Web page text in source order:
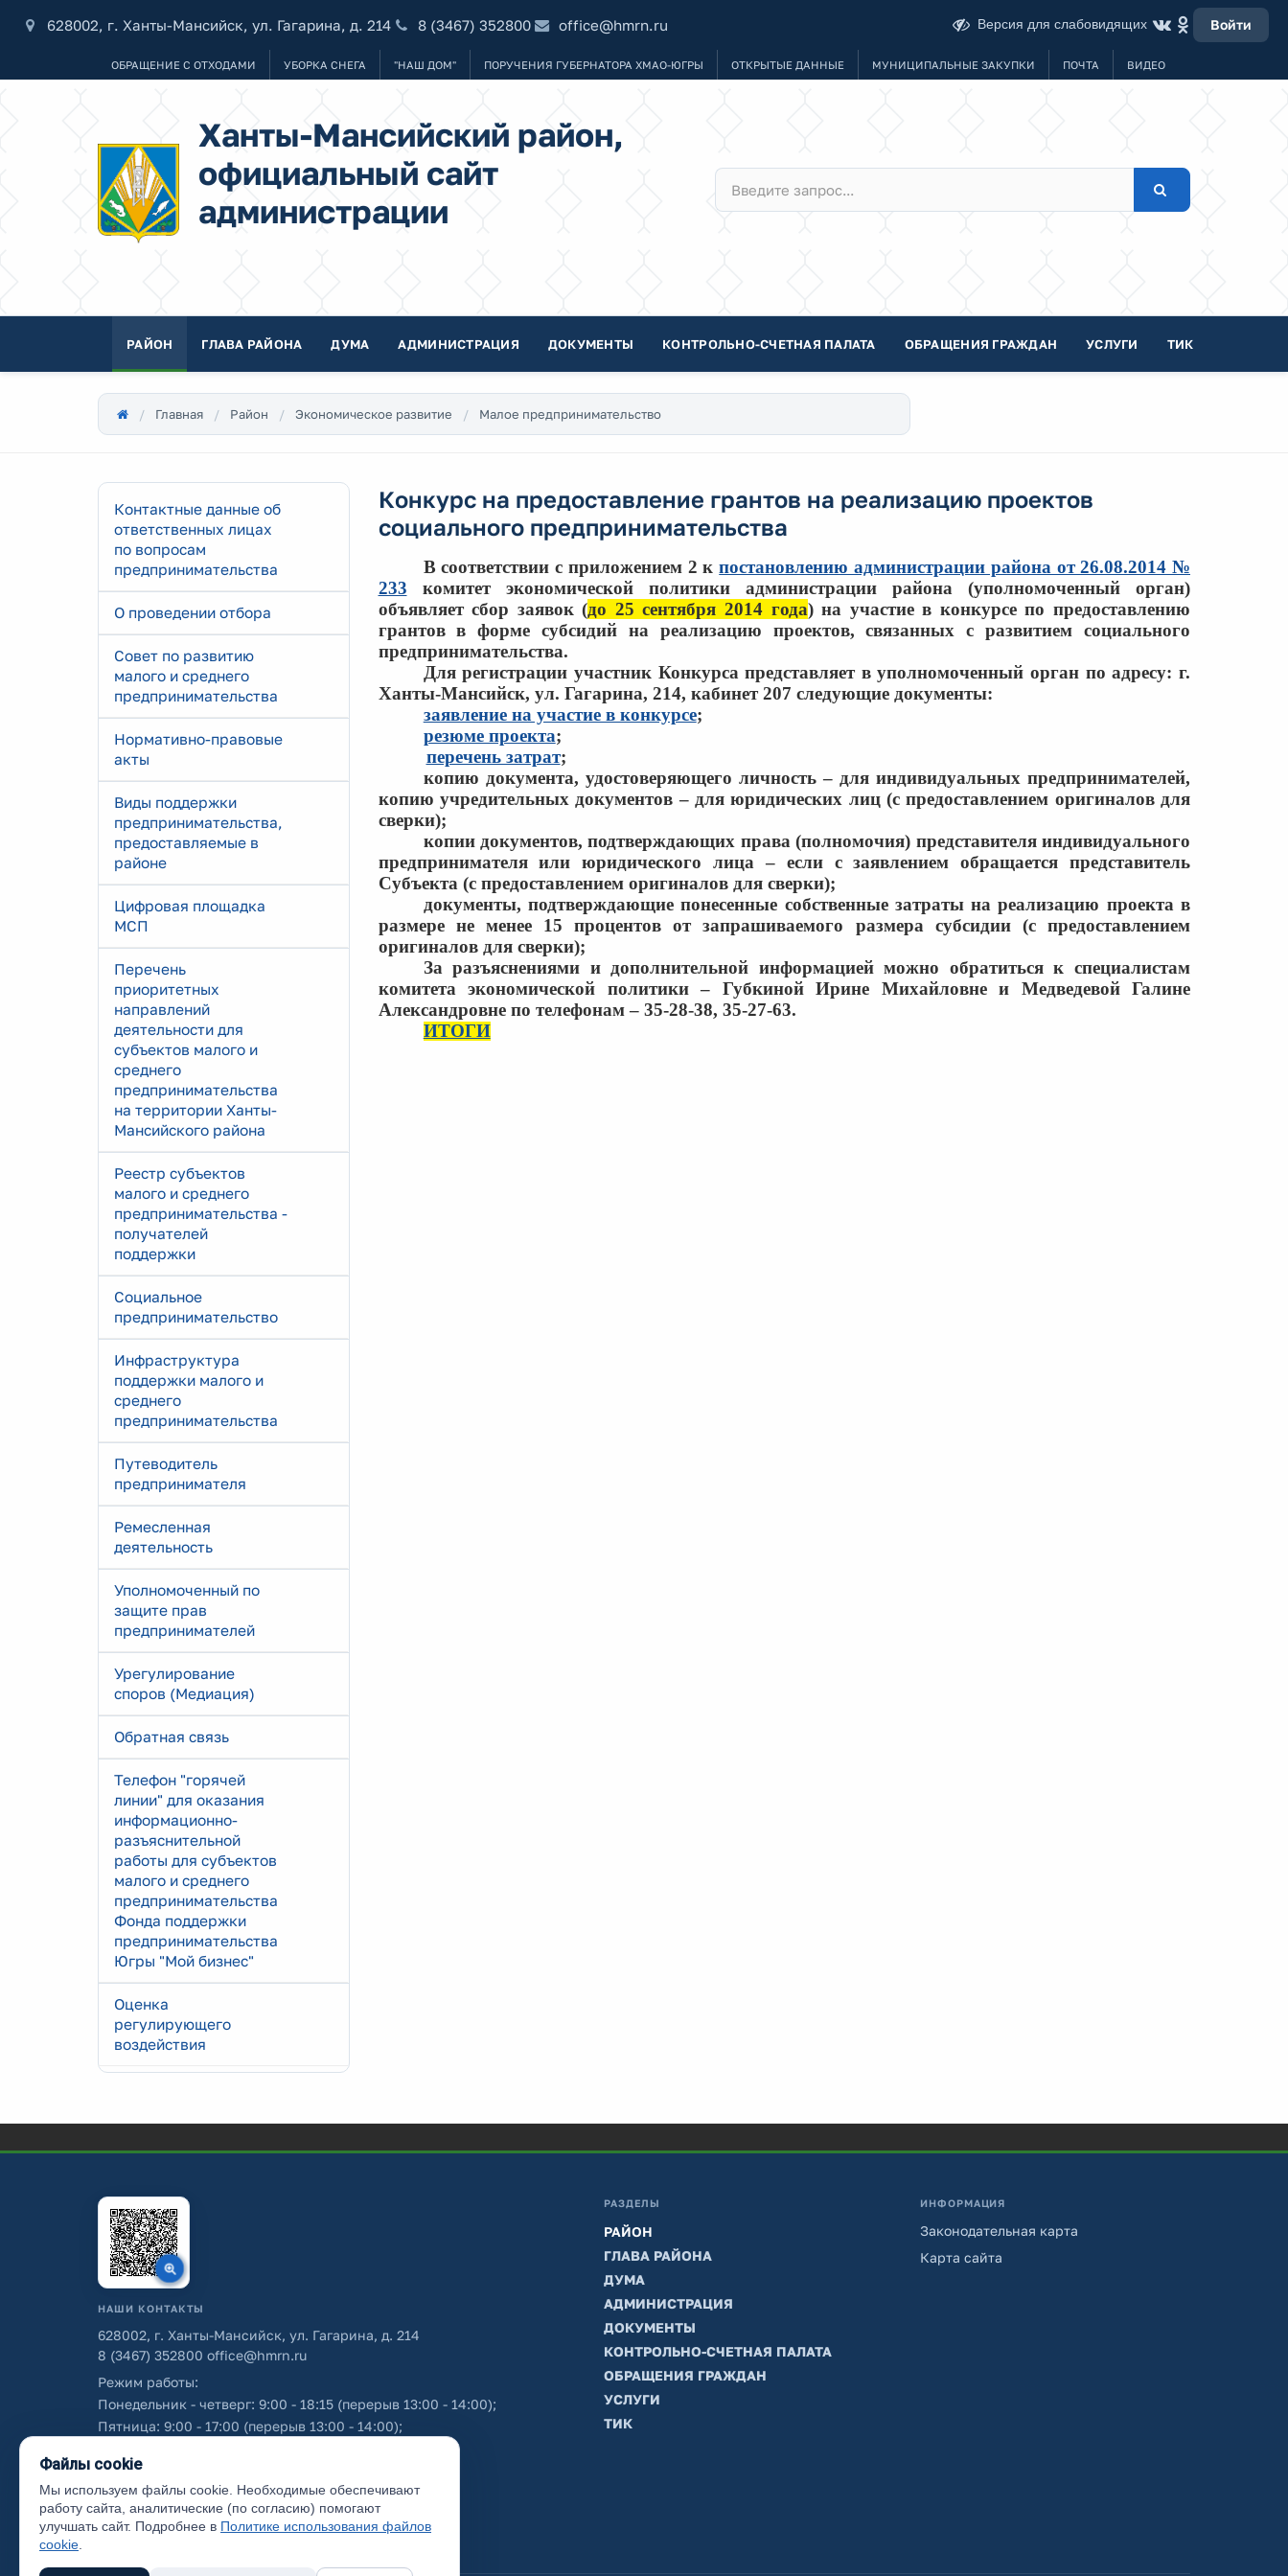
628002, г. Ханты-Мансийск, ул. Гагарина, д. 214 8 (3467) 352800 office@hmrn.ru Версия для слабовидящих Войти
ОБРАЩЕНИЕ С ОТХОДАМИ УБОРКА СНЕГА "НАШ ДОМ" ПОРУЧЕНИЯ ГУБЕРНАТОРА ХМАО-ЮГРЫ ОТКРЫТЫЕ ДАННЫЕ МУНИЦИПАЛЬНЫЕ ЗАКУПКИ ПОЧТА ВИДЕО
Ханты-Мансийский район,
официальный сайт
администрации
РАЙОН ГЛАВА РАЙОНА ДУМА АДМИНИСТРАЦИЯ ДОКУМЕНТЫ КОНТРОЛЬНО-СЧЕТНАЯ ПАЛАТА ОБРАЩЕНИЯ ГРАЖДАН УСЛУГИ ТИК
Главная Район Экономическое развитие Малое предпринимательство
Контактные данные об
ответственных лицах
по вопросам
предпринимательства
О проведении отбора
Совет по развитию
малого и среднего
предпринимательства
Нормативно-правовые
акты
Виды поддержки
предпринимательства,
предоставляемые в
районе
Цифровая площадка
МСП
Перечень
приоритетных
направлений
деятельности для
субъектов малого и
среднего
предпринимательства
на территории Ханты-
Мансийского района
Реестр субъектов
малого и среднего
предпринимательства -
получателей
поддержки
Социальное
предпринимательство
Инфраструктура
поддержки малого и
среднего
предпринимательства
Путеводитель
предпринимателя
Ремесленная
деятельность
Уполномоченный по
защите прав
предпринимателей
Урегулирование
споров (Медиация)
Обратная связь
Телефон "горячей
линии" для оказания
информационно-
разъяснительной
работы для субъектов
малого и среднего
предпринимательства
Фонда поддержки
предпринимательства
Югры "Мой бизнес"
Оценка
регулирующего
воздействия
Конкурс на предоставление грантов на реализацию проектов
социального предпринимательства
В соответствии с приложением 2 кпостановлению администрации района от 26.08.2014 №
233 комитет экономической политики администрации района (уполномоченный орган)
объявляет сбор заявок (до 25 сентября 2014 года) на участие в конкурсе по предоставлению
грантов в форме субсидий на реализацию проектов, связанных с развитием социального
предпринимательства.
Для регистрации участник Конкурса представляет в уполномоченный орган по адресу: г.
Ханты-Мансийск, ул. Гагарина, 214, кабинет 207 следующие документы:
заявление на участие в конкурсе;
резюме проекта;
перечень затрат;
копию документа, удостоверяющего личность – для индивидуальных предпринимателей,
копию учредительных документов – для юридических лиц (с предоставлением оригиналов для
сверки);
копии документов, подтверждающих права (полномочия) представителя индивидуального
предпринимателя или юридического лица – если с заявлением обращается представитель
Субъекта (с предоставлением оригиналов для сверки);
документы, подтверждающие понесенные собственные затраты на реализацию проекта в
размере не менее 15 процентов от запрашиваемого размера субсидии (с предоставлением
оригиналов для сверки);
За разъяснениями и дополнительной информацией можно обратиться к специалистам
комитета экономической политики – Губкиной Ирине Михайловне и Медведевой Галине
Александровне по телефонам – 35-28-38, 35-27-63.
ИТОГИ
НАШИ КОНТАКТЫ
628002, г. Ханты-Мансийск, ул. Гагарина, д. 214
8 (3467) 352800 office@hmrn.ru
Режим работы:
Понедельник - четверг: 9:00 - 18:15 (перерыв 13:00 - 14:00);
Пятница: 9:00 - 17:00 (перерыв 13:00 - 14:00);
Об использовании персональных данных
РАЗДЕЛЫ
РАЙОН
ГЛАВА РАЙОНА
ДУМА
АДМИНИСТРАЦИЯ
ДОКУМЕНТЫ
КОНТРОЛЬНО-СЧЕТНАЯ ПАЛАТА
ОБРАЩЕНИЯ ГРАЖДАН
УСЛУГИ
ТИК
ИНФОРМАЦИЯ
Законодательная карта
Карта сайта
Файлы cookie
Мы используем файлы cookie. Необходимые обеспечивают
работу сайта, аналитические (по согласию) помогают
улучшать сайт. Подробнее в Политике использования файлов
cookie